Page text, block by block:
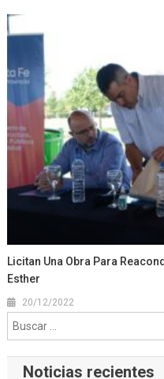
Licitan Una Obra Para
Esther
20/12/2022
Noticias recientes